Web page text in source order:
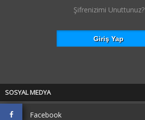
Şifrenizimi Unuttunuz?
SOSYAL MEDYA
Facebook